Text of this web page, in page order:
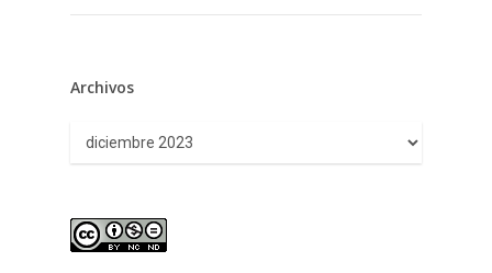
Archivos
Archivos